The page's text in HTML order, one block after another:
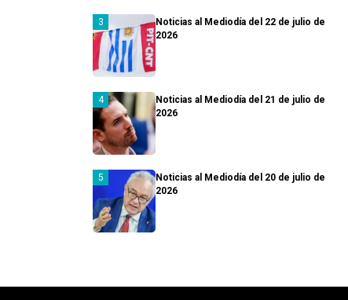
Noticias al Mediodía del 22 de julio de
2026
Noticias al Mediodía del 21 de julio de
2026
Noticias al Mediodía del 20 de julio de
2026